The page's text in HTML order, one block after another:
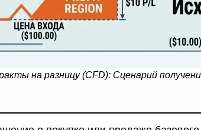
на разницу (CFD): Сценарий